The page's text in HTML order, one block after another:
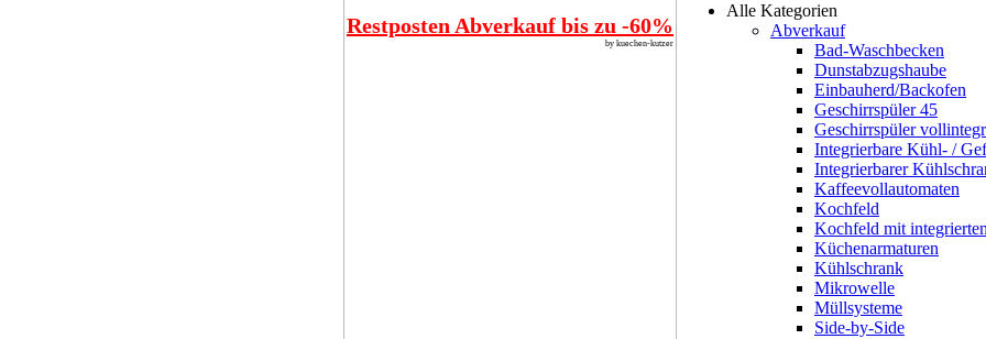
Restposten Abverkauf bis zu -60%
by kuechen-kutzer
Alle Kategorien
Abverkauf
Bad-Waschbecken
Dunstabzugshaube
Einbauherd/Backofen
Geschirrspüler 45
Geschirrspüler
Integrierbare Kühl- /
Integrierbarer
Kaffeevollautomaten
Kochfeld
Kochfeld mit
Küchenarmaturen
Kühlschrank
Mikrowelle
Müllsysteme
Side-by-Side